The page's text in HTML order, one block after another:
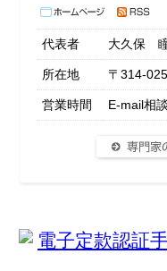
代表者 大久保
所在地 〒314-
営業時間 E-mail相